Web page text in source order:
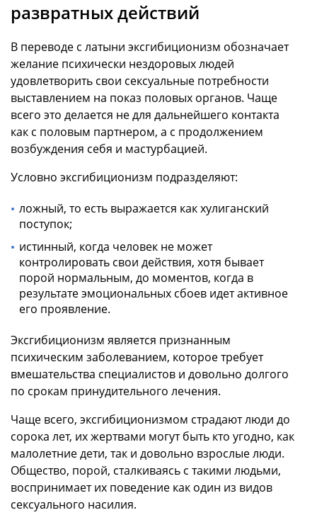
развратных действий
В переводе с латыни эксгибиционизм обозначает
желание психически нездоровых людей
удовлетворить свои сексуальные потребности
выставлением на показ половых органов. Чаще
всего это делается не для дальнейшего контакта
как с половым партнером, а с продолжением
возбуждения себя и мастурбацией.
Условно эксгибиционизм подразделяют:
ложный, то есть выражается как хулиганский
поступок;
истинный, когда человек не может
контролировать свои действия, хотя бывает
порой нормальным, до моментов, когда в
результате эмоциональных сбоев идет активное
его проявление.
Эксгибиционизм является признанным
психическим заболеванием, которое требует
вмешательства специалистов и довольно долгого
по срокам принудительного лечения.
Чаще всего, эксгибиционизмом страдают люди до
сорока лет, их жертвами могут быть кто угодно, как
малолетние дети, так и довольно взрослые люди.
Общество, порой, сталкиваясь с такими людьми,
воспринимает их поведение как один из видов
сексуального насилия.